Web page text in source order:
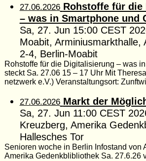
27.06.2026 Rohstoffe für
– was in Smartphone und
Sa, 27. Jun 15:00 CEST
Moabit, Arminiusmarkthalle,
2-4, Berlin-Moabit
Rohstoffe für die Digitalisierung – was
steckt Sa. 27.06 15 – 17 Uhr Mit
netzwerk e.V.) Veranstaltungsort:
27.06.2026 Markt der
Sa, 27. Jun 11:00 CEST
Kreuzberg, Amerika
Hallesches Tor
Senioren woche in Berlin Infostand von
Amerika Gedenkblibliothek Sa. 27.6.26